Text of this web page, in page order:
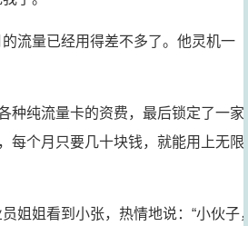
流量已经用得差不多了。他灵机一
种纯流量卡的资费，最后锁定了一家
每个月只要几十块钱，就能用上无限
姐姐看到小张，热情地说：“小伙子，